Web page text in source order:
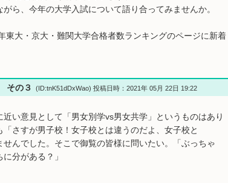
ら、今年の大学入試について語り合ってみませんか。
大・京大・難関大学合格者数ランキングのページに新着
その３ (ID:tnK51dDxWao) 投稿日時：2021年 05月 22日 19:22
い意見として「男女別学vs男女共学」というものはあり
さすが男子校！女子校とは違うのだよ、女子校と
んでした。そこで御覧の皆様に問いたい。「ぶっちゃ
分がある？」